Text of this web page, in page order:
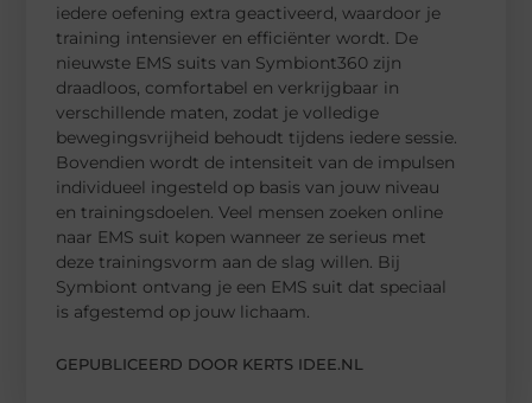
iedere oefening extra geactiveerd, waardoor je
training intensiever en efficiënter wordt. De
nieuwste EMS suits van Symbiont360 zijn
draadloos, comfortabel en verkrijgbaar in
verschillende maten, zodat je volledige
bewegingsvrijheid behoudt tijdens iedere sessie.
Bovendien wordt de intensiteit van de impulsen
individueel ingesteld op basis van jouw niveau
en trainingsdoelen. Veel mensen zoeken online
naar EMS suit kopen wanneer ze serieus met
deze trainingsvorm aan de slag willen. Bij
Symbiont ontvang je een EMS suit dat speciaal
is afgestemd op jouw lichaam.
GEPUBLICEERD DOOR KERTS IDEE.NL